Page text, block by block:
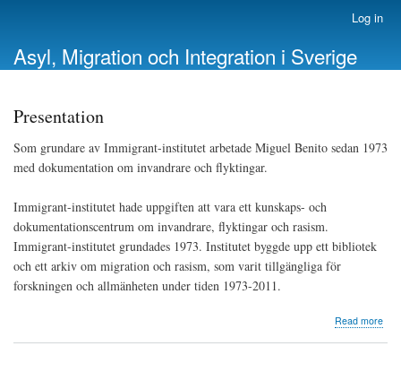
main
content
account
menu
Log in
Asyl, Migration och Integration i Sverige
Presentation
Som grundare av Immigrant-institutet arbetade Miguel Benito sedan 1973
med dokumentation om invandrare och flyktingar.
Immigrant-institutet hade uppgiften att vara ett kunskaps- och
dokumentationscentrum om invandrare, flyktingar och rasism.
Immigrant-institutet grundades 1973. Institutet byggde upp ett bibliotek
och ett arkiv om migration och rasism, som varit tillgängliga för
forskningen och allmänheten under tiden 1973-2011.
Read more